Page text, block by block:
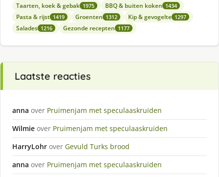
Taarten, koek & gebak 1975 BBQ & buiten koken 1434
Pasta & rijst 1419 Groenten 1312 Kip & gevogelte 1297
Salades 1216 Gezonde recepten 1177
Laatste reacties
anna over Pruimenjam met speculaaskruiden
Wilmie over Pruimenjam met speculaaskruiden
HarryLohr over Gevuld Turks brood
anna over Pruimenjam met speculaaskruiden